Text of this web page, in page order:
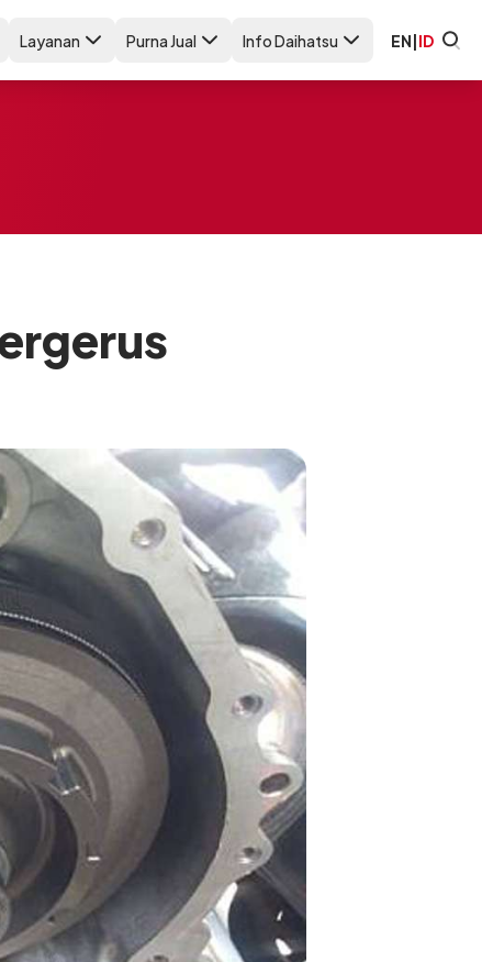
Layanan Purna Jual Info Daihatsu EN|ID